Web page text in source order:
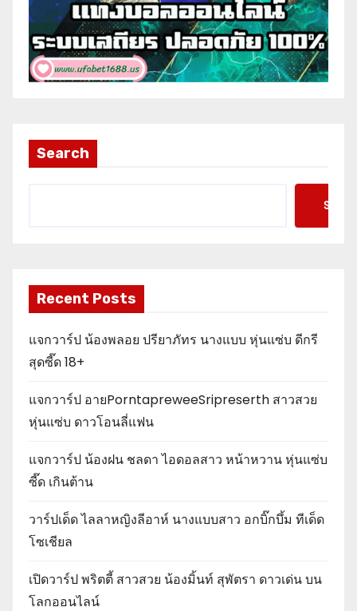
Search
Recent Posts
แจกวาร์ป น้องพลอย ปรียาภัทร นางแบบ หุ่นแซ่บ ดีกรี
สุดซี๊ด 18+
แจกวาร์ป อายPorntapreweeSripreserth สาวสวย
หุ่นแซ่บ ดาวโอนลี่แฟน
แจกวาร์ป น้องฝน ชลดา ไอดอลสาว หน้าหวาน หุ่นแซ่บ
ซี๊ด เกินต้าน
วาร์ปเด็ด ไลลาหญิงลีอาห์ นางแบบสาว อกบิ๊กบึ้ม ทีเด็ด
โซเชียล
เปิดวาร์ป พริตตี้ สาวสวย น้องมิ้นท์ สุพัตรา ดาวเด่น บน
โลกออนไลน์